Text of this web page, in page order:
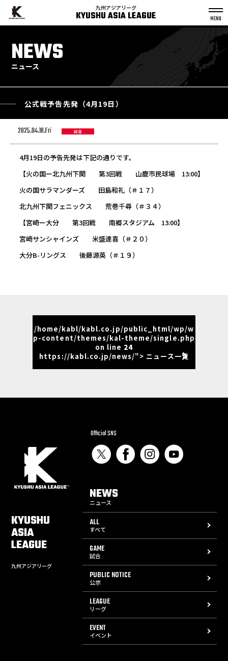
九州アジアリーグ
KYUSHU ASIA LEAGUE
NEWS
ニュース
公式戦予告先発（4月19日）
2025.04.18.Fri 試合
4月19日の予告先発は下記の通りです。
【火の国ー北九州下関 第3回戦 山鹿市民球場 13:00】
火の国サラマンダーズ 田島和礼（＃１７）
北九州下関フェニックス 荒巻千尋（＃３４）
【宮崎ー大分 第3回戦 南郷スタジアム 13:00】
宮崎サンシャインズ 米盛達喜（＃２０）
大分B-リングス 後藤源英（＃１９）
/home/kabl/kabl.co.jp/public_html/wp/w
p-content/themes/kal-theme/single.php
on line 24
https://kabl.co.jp/news/"> ニュース一覧
KYUSHU
ASIA
LEAGUE
九州アジアリーグ
Official SNS
NEWS
ニュース
ALL
すべて
GAME
試合
PUBLIC NOTICE
公示
LEAGUE
リーグ
EVENT
イベント